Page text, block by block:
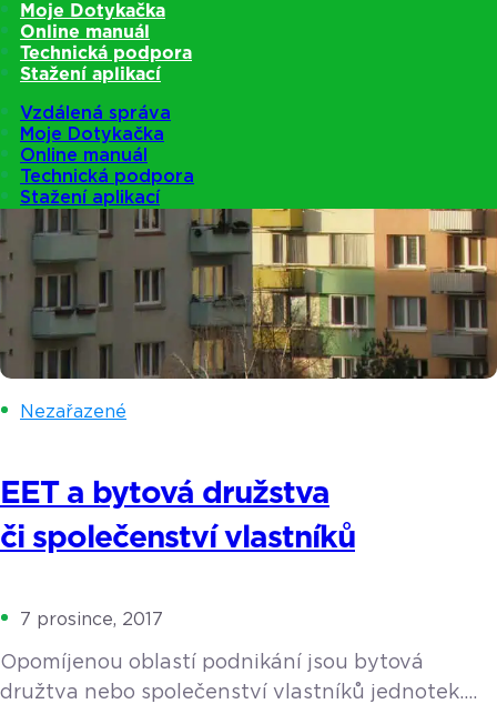
Moje Dotykačka
Online manuál
Technická podpora
Stažení aplikací
Vzdálená správa
Moje Dotykačka
Online manuál
Technická podpora
Stažení aplikací
Nezařazené
EET a bytová družstva
či společenství vlastníků
7 prosince, 2017
Opomíjenou oblastí podnikání jsou bytová
družtva nebo společenství vlastníků jednotek.